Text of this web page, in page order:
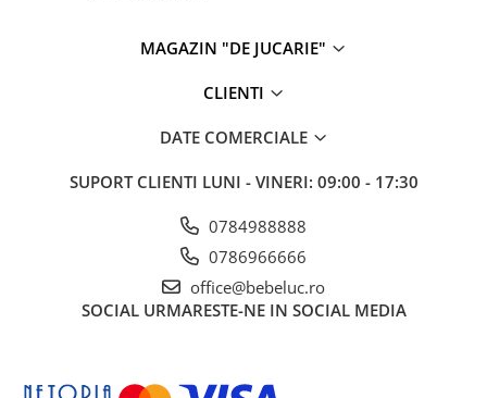
MAGAZIN "DE JUCARIE"
CLIENTI
DATE COMERCIALE
SUPORT CLIENTI LUNI - VINERI: 09:00 - 17:30
0784988888
0786966666
office@bebeluc.ro
SOCIAL URMARESTE-NE IN SOCIAL MEDIA